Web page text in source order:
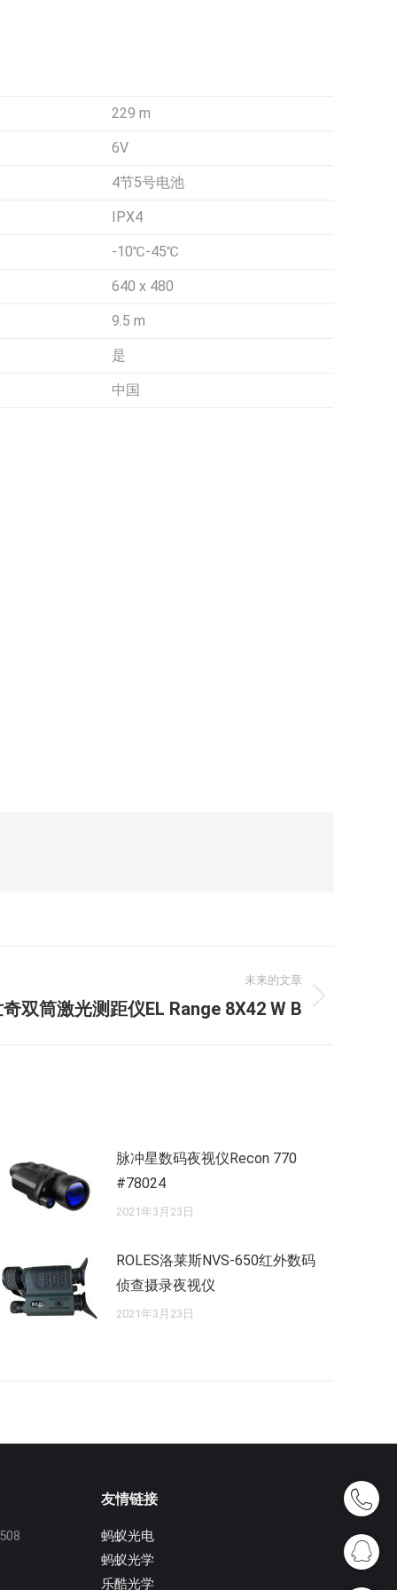
229 m
6V
4节5号电池
IPX4
-10℃-45℃
640 x 480
9.5 m
是
中国
未来的文章
双筒激光测距仪EL Range 8X42 W B
脉冲星数码夜视仪Recon 770
#78024
2021年3月23日
ROLES洛莱斯NVS-650红外数码
侦查摄录夜视仪
2021年3月23日
友情链接
蚂蚁光电
蚂蚁光学
乐酷光学